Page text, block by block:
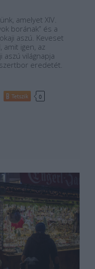
amelyet XIV.
borának” és a
aszú. Keveset
igen, az
aszú világnapja
eredetét.
Tetszik 0